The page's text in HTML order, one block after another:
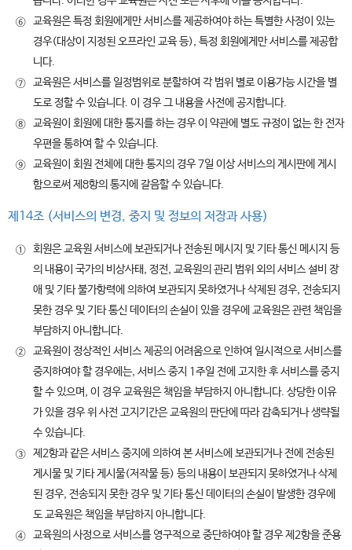
⑥
교육원은 특정 회원에게만 서비스를 제공하여야 하는 특별한 사정이 있는
경우(대상이 지정된 오프라인 교육 등), 특정 회원에게만 서비스를 제공합
니다.
⑦
교육원은 서비스를 일정범위로 분할하여 각 범위 별로 이용가능 시간을 별
도로 정할 수 있습니다. 이 경우 그 내용을 사전에 공지합니다.
⑧
교육원이 회원에 대한 통지를 하는 경우 이 약관에 별도 규정이 없는 한 전자
우편을 통하여 할 수 있습니다.
⑨
교육원이 회원 전체에 대한 통지의 경우 7일 이상 서비스의 게시판에 게시
함으로써 제8항의 통지에 갈음할 수 있습니다.
제14조 (서비스의 변경, 중지 및 정보의 저장과 사용)
①
회원은 교육원 서비스에 보관되거나 전송된 메시지 및 기타 통신 메시지 등
의 내용이 국가의 비상사태, 정전, 교육원의 관리 범위 외의 서비스 설비 장
애 및 기타 불가항력에 의하여 보관되지 못하였거나 삭제된 경우, 전송되지
못한 경우 및 기타 통신 데이터의 손실이 있을 경우에 교육원은 관련 책임을
부담하지 아니합니다.
②
교육원이 정상적인 서비스 제공의 어려움으로 인하여 일시적으로 서비스를
중지하여야 할 경우에는, 서비스 중지 1주일 전에 고지한 후 서비스를 중지
할 수 있으며, 이 경우 교육원은 책임을 부담하지 아니합니다. 상당한 이유
가 있을 경우 위 사전 고지기간은 교육원의 판단에 따라 감축되거나 생략될
수 있습니다.
③
제2항과 같은 서비스 중지에 의하여 본 서비스에 보관되거나 전에 전송된
게시물 및 기타 게시물(저작물 등) 등의 내용이 보관되지 못하였거나 삭제
된 경우, 전송되지 못한 경우 및 기타 통신 데이터의 손실이 발생한 경우에
도 교육원은 책임을 부담하지 아니합니다.
④
교육원의 사정으로 서비스를 영구적으로 중단하여야 할 경우 제2항을 준용